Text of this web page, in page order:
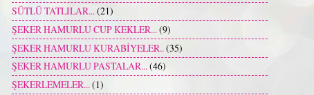
SÜTLÜ TATLILAR...(21)
ŞEKER HAMURLU CUP KEKLER...(9)
ŞEKER HAMURLU KURABİYELER.. (35)
ŞEKER HAMURLU PASTALAR...(46)
ŞEKERLEMELER...(1)